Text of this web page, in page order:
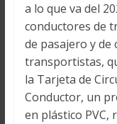
a lo que va del
conductores de
de pasajero y de
transportistas,
la Tarjeta de
Conductor, un
en plástico PVC,